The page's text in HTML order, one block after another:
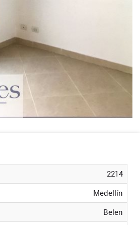
2214
Medellín
Belen